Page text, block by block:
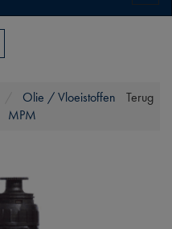
Terug
Olie / Vloeistoffen
MPM